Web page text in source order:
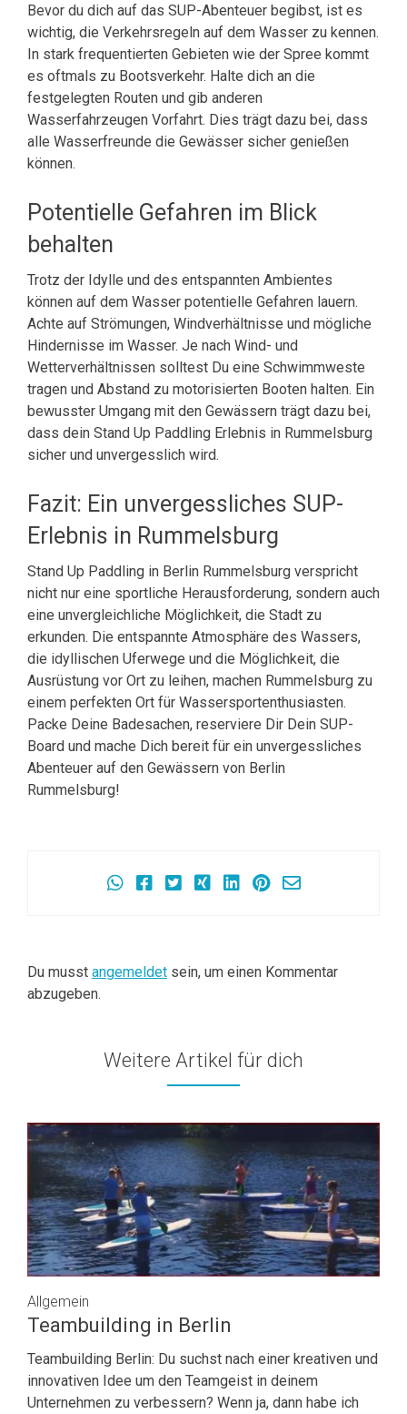
Bevor du dich auf das SUP-Abenteuer begibst, ist es
wichtig, die Verkehrsregeln auf dem Wasser zu kennen.
In stark frequentierten Gebieten wie der Spree kommt
es oftmals zu Bootsverkehr. Halte dich an die
festgelegten Routen und gib anderen
Wasserfahrzeugen Vorfahrt. Dies trägt dazu bei, dass
alle Wasserfreunde die Gewässer sicher genießen
können.
Potentielle Gefahren im Blick
behalten
Trotz der Idylle und des entspannten Ambientes
können auf dem Wasser potentielle Gefahren lauern.
Achte auf Strömungen, Windverhältnisse und mögliche
Hindernisse im Wasser. Je nach Wind- und
Wetterverhältnissen solltest Du eine Schwimmweste
tragen und Abstand zu motorisierten Booten halten. Ein
bewusster Umgang mit den Gewässern trägt dazu bei,
dass dein Stand Up Paddling Erlebnis in Rummelsburg
sicher und unvergesslich wird.
Fazit: Ein unvergessliches SUP-
Erlebnis in Rummelsburg
Stand Up Paddling in Berlin Rummelsburg verspricht
nicht nur eine sportliche Herausforderung, sondern auch
eine unvergleichliche Möglichkeit, die Stadt zu
erkunden. Die entspannte Atmosphäre des Wassers,
die idyllischen Uferwege und die Möglichkeit, die
Ausrüstung vor Ort zu leihen, machen Rummelsburg zu
einem perfekten Ort für Wassersportenthusiasten.
Packe Deine Badesachen, reserviere Dir Dein SUP-
Board und mache Dich bereit für ein unvergessliches
Abenteuer auf den Gewässern von Berlin
Rummelsburg!
Du musst angemeldet sein, um einen Kommentar
abzugeben.
Weitere Artikel für dich
Allgemein
Teambuilding in Berlin
Teambuilding Berlin: Du suchst nach einer kreativen und
innovativen Idee um den Teamgeist in deinem
Unternehmen zu verbessern? Wenn ja, dann habe ich